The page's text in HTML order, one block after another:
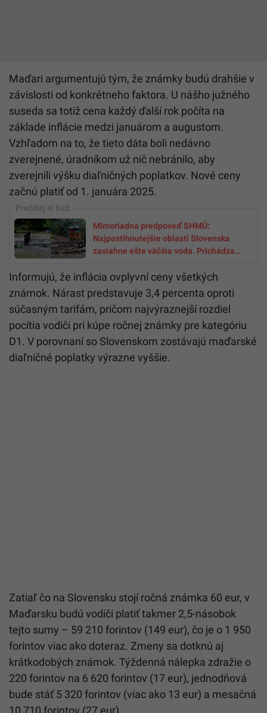
Maďari argumentujú tým, že známky budú drahšie v
závislosti od konkrétneho faktora. U nášho južného
suseda sa totiž cena každý ďalší rok počíta na
základe inflácie medzi januárom a augustom.
Vzhľadom na to, že tieto dáta boli nedávno
zverejnené, úradníkom už nič nebránilo, aby
zverejnili výšku diaľničných poplatkov. Nové ceny
začnú platiť od 1. januára 2025.
Mimoriadna predpoveď SHMÚ:
Najpostihnutejšie oblasti Slovenska
zasiahne ešte väčšia voda. Prichádza
Informujú, že inflácia ovplyvní ceny všetkých
známok. Nárast predstavuje 3,4 percenta oproti
súčasným tarifám, pričom najvýraznejší rozdiel
pocítia vodiči pri kúpe ročnej známky pre kategóriu
D1. V porovnaní so Slovenskom zostávajú maďarské
diaľničné poplatky výrazne vyššie.
Zatiaľ čo na Slovensku stojí ročná známka 60 eur, v
Maďarsku budú vodiči platiť takmer 2,5-násobok
tejto sumy – 59 210 forintov (149 eur), čo je o 1 950
forintov viac ako doteraz. Zmeny sa dotknú aj
krátkodobých známok. Týždenná nálepka zdražie o
220 forintov na 6 620 forintov (17 eur), jednodňová
bude stáť 5 320 forintov (viac ako 13 eur) a mesačná
10 710 forintov (27 eur).